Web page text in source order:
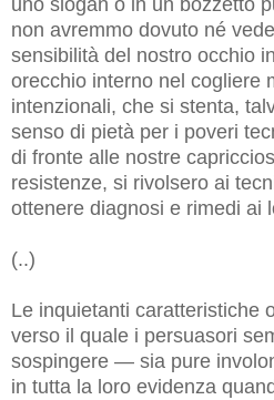
uno slogan o in un bozzetto
non avremmo dovuto né
sensibilità del nostro occhio
orecchio interno nel cogliere
intenzionali, che si stenta,
senso di pietà per i poveri
di fronte alle nostre
resistenze, si rivolsero ai
ottenere diagnosi e rimedi ai
(..)
Le inquietanti caratteristiche
verso il quale i persuasori
sospingere — sia pure
in tutta la loro evidenza